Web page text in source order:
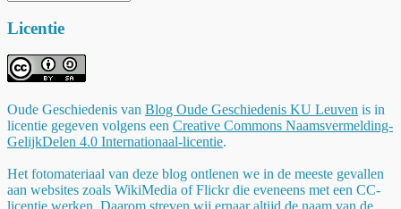
Licentie
Oude Geschiedenis van Blog Oude Geschiedenis KU Leuven is in
licentie gegeven volgens een Creative Commons Naamsvermelding-
GelijkDelen 4.0 Internationaal-licentie.
Het fotomateriaal van deze blog ontlenen we in de meeste gevallen
aan websites zoals WikiMedia of Flickr die eveneens met een CC-